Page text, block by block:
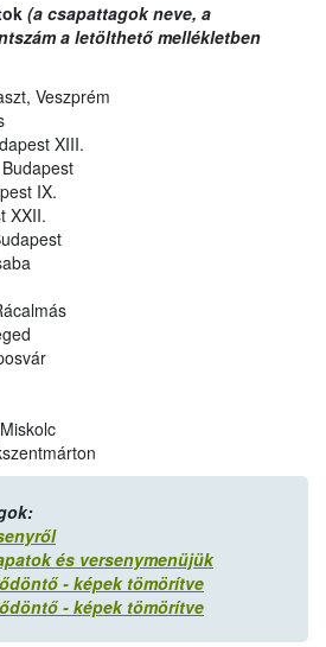
(a csapattagok neve, a
a letölthető mellékletben
Veszprém
XIII.
IX.
XXII.
és versenymenüjük
- képek tömörítve
- képek tömörítve